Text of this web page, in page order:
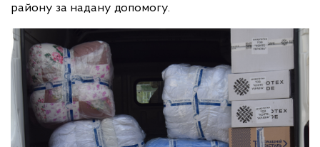
району за надану допомогу.